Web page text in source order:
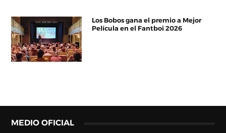
Los Bobos gana el premio a Mejor
Película en el Fantboi 2026
MEDIO OFICIAL